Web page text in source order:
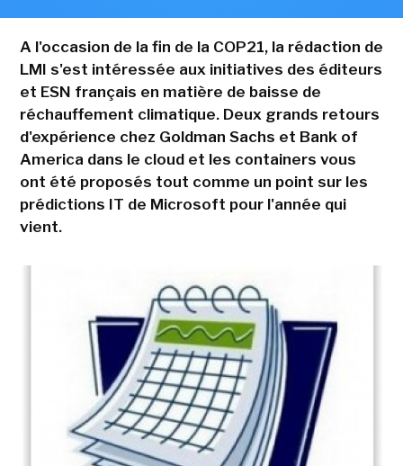
A l'occasion de la fin de la COP21, la rédaction de
LMI s'est intéressée aux initiatives des éditeurs
et ESN français en matière de baisse de
réchauffement climatique. Deux grands retours
d'expérience chez Goldman Sachs et Bank of
America dans le cloud et les containers vous
ont été proposés tout comme un point sur les
prédictions IT de Microsoft pour l'année qui
vient.